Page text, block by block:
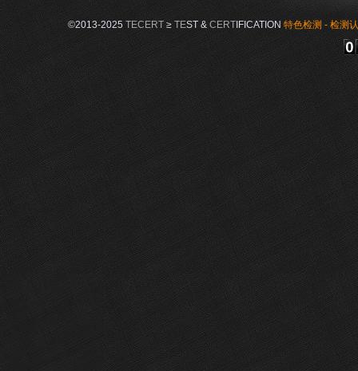
©2013-2025 TECERT≥ TEST & CERTIFICATION 特色检测 - 检测